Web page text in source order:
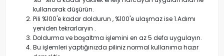
kullanarak düşürün.
Pili %100'e kadar doldurun , %100'e ulaşmaz ise 1.Adımı
yeniden tekrarlaryın .
Doldurma ve boşaltma işlemini en az 5 defa uygulayın.
Bu işlemleri yaptığınızda piliniz normal kullanıma hazır